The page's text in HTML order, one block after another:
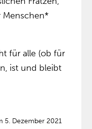
Menschen*
für alle (ob für
ist und bleibt
5. Dezember 2021